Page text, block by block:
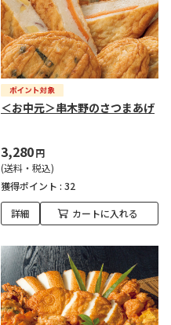
＜お中元＞串木野のさつまあげ
3,280円
(送料・税込)
獲得ポイント : 32
詳細 カートに入れる